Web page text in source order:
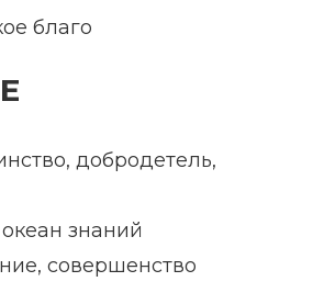
благо
добродетель,
знаний
совершенство